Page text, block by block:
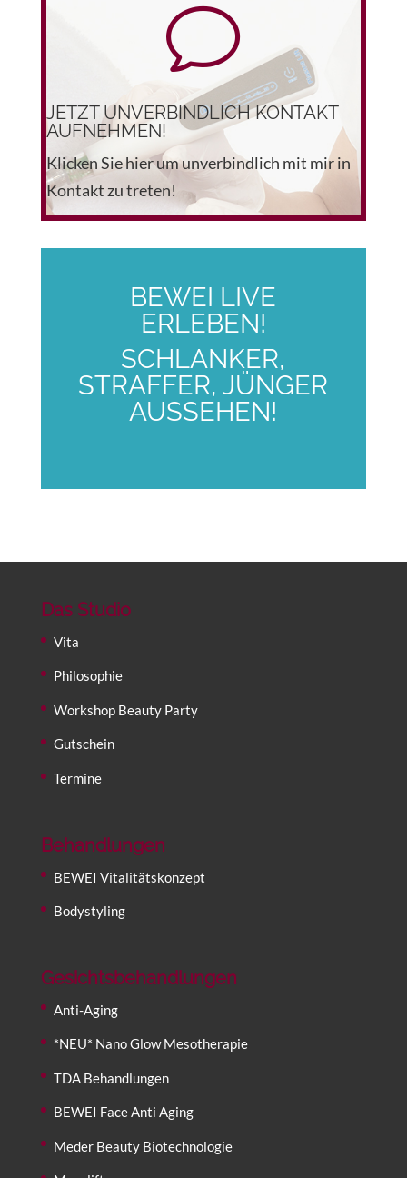
v
JETZT UNVERBINDLICH KONTAKT
AUFNEHMEN!
Klicken Sie hier um unverbindlich mit mir in
Kontakt zu treten!
BEWEI LIVE
ERLEBEN!
SCHLANKER,
STRAFFER, JÜNGER
AUSSEHEN!
Das Studio
Vita
Philosophie
Workshop Beauty Party
Gutschein
Termine
Behandlungen
BEWEI Vitalitätskonzept
Bodystyling
Gesichtsbehandlungen
Anti-Aging
*NEU* Nano Glow Mesotherapie
TDA Behandlungen
BEWEI Face Anti Aging
Meder Beauty Biotechnologie